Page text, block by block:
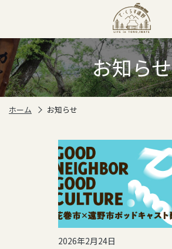
お知らせ
ホーム お知らせ
2026年2月24日